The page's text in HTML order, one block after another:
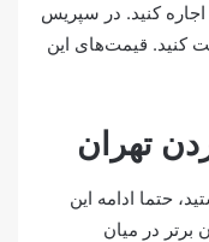
کنید. در سپریس
کنید.‌ قیمت‌های این
تهران
حتما ادامه این
که قصد داریم 10 عنوان برتر در میان